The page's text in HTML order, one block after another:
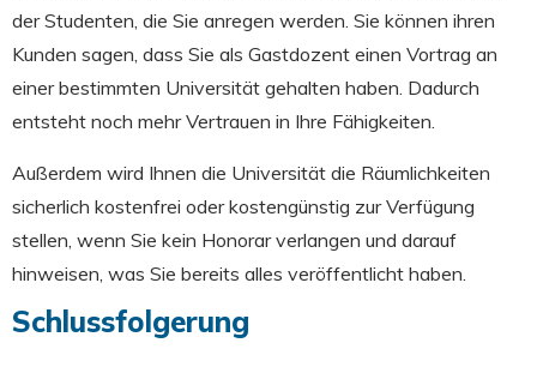
der Studenten, die Sie anregen werden. Sie können ihren
Kunden sagen, dass Sie als Gastdozent einen Vortrag an
einer bestimmten Universität gehalten haben. Dadurch
entsteht noch mehr Vertrauen in Ihre Fähigkeiten.
Außerdem wird Ihnen die Universität die Räumlichkeiten
sicherlich kostenfrei oder kostengünstig zur Verfügung
stellen, wenn Sie kein Honorar verlangen und darauf
hinweisen, was Sie bereits alles veröffentlicht haben.
Schlussfolgerung